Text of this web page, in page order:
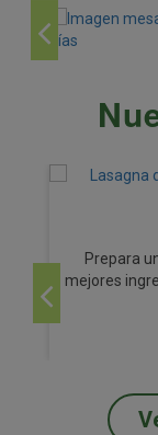
Prepara
mejores